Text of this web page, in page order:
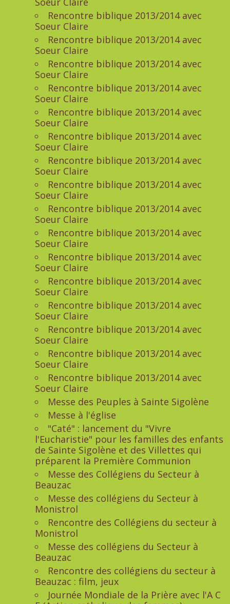
Rencontre biblique 2013/2014 avec
Soeur Claire
Rencontre biblique 2013/2014 avec
Soeur Claire
Rencontre biblique 2013/2014 avec
Soeur Claire
Rencontre biblique 2013/2014 avec
Soeur Claire
Rencontre biblique 2013/2014 avec
Soeur Claire
Rencontre biblique 2013/2014 avec
Soeur Claire
Rencontre biblique 2013/2014 avec
Soeur Claire
Rencontre biblique 2013/2014 avec
Soeur Claire
Rencontre biblique 2013/2014 avec
Soeur Claire
Rencontre biblique 2013/2014 avec
Soeur Claire
Rencontre biblique 2013/2014 avec
Soeur Claire
Rencontre biblique 2013/2014 avec
Soeur Claire
Rencontre biblique 2013/2014 avec
Soeur Claire
Rencontre biblique 2013/2014 avec
Soeur Claire
Rencontre biblique 2013/2014 avec
Soeur Claire
Rencontre biblique 2013/2014 avec
Soeur Claire
Messe des Peuples à Sainte Sigolène
Messe à l'église
"Caté" : lancement du "Vivre
l'Eucharistie" pour les familles des enfants
de Sainte Sigolène et des Villettes qui
préparent la Première Communion
Messe des Collégiens du Secteur à
Beauzac
Messe des collégiens du Secteur à
Monistrol
Rencontre des Collégiens du secteur à
Monistrol
Messe des collégiens du Secteur à
Beauzac
Rencontre des collégiens du secteur à
Beauzac : film, jeux
Journée Mondiale de la Prière avec l'A C